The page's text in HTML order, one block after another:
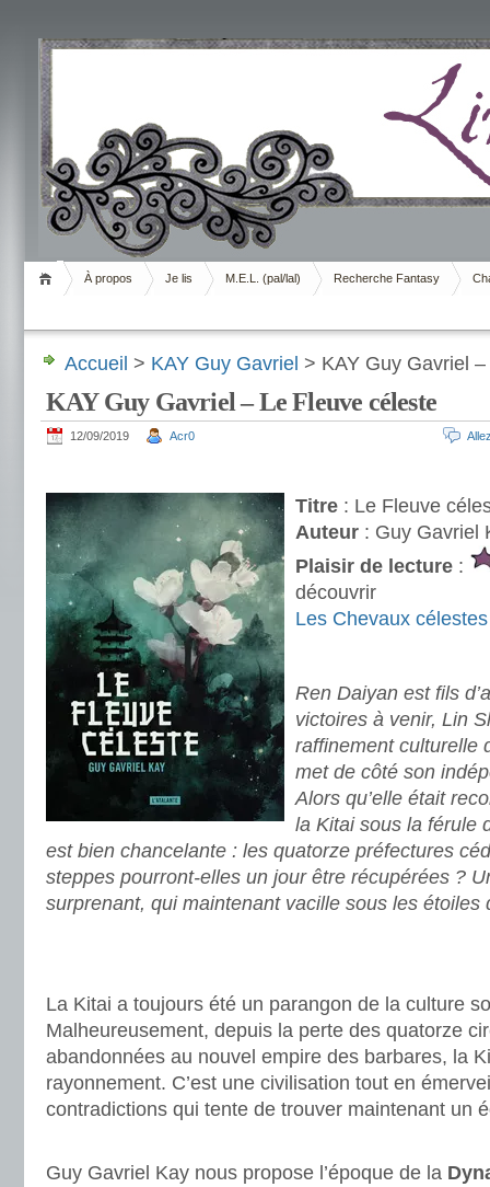
Livrement
À propos Je lis M.E.L. (pal/lal) Recherche Fantasy
Accueil > KAY Guy Gavriel > KAY Guy Gavriel
KAY Guy Gavriel – Le Fleuve céleste
12/09/2019 Acr0
Titre : Le Fleuve
Auteur : Guy Gavriel
Plaisir de lecture :
découvrir
Les Chevaux célestes
Ren Daiyan est fils
victoires à venir, Lin
raffinement culturelle
met de côté son
Alors qu’elle était
la Kitai sous la férule
est bien chancelante : les quatorze préfectures
steppes pourront-elles un jour être récupérées ?
surprenant, qui maintenant vacille sous les étoiles
La Kitai a toujours été un parangon de la culture
Malheureusement, depuis la perte des quatorze
abandonnées au nouvel empire des barbares, la
rayonnement. C’est une civilisation tout en
contradictions qui tente de trouver maintenant un
Guy Gavriel Kay nous propose l’époque de la